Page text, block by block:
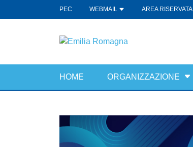
PEC WEBMAIL AREA RISERVATA
HOME ORGANIZZAZIONE